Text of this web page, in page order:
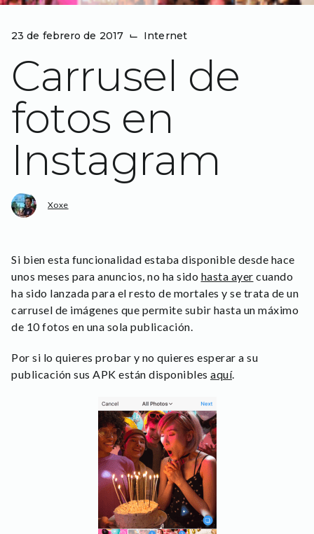
23 de febrero de 2017 ⌙ Internet
Carrusel de
fotos en
Instagram
Xoxe
Si bien esta funcionalidad estaba disponible desde hace
unos meses para anuncios, no ha sido hasta ayer cuando
ha sido lanzada para el resto de mortales y se trata de un
carrusel de imágenes que permite subir hasta un máximo
de 10 fotos en una sola publicación.
Por si lo quieres probar y no quieres esperar a su
publicación sus APK están disponibles aquí.